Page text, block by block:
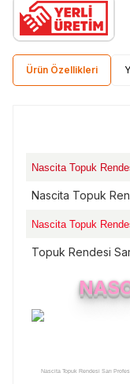
Ürün Özellikleri
Nascita Topuk
Nascita Topuk
Nascita Topuk
Topuk Rendesi
Nascita Topuk Rendesi Sarı